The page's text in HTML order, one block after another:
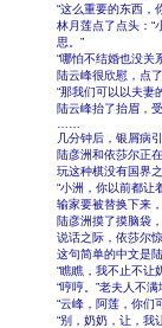
“这么重要的东西，
林月莲点了点头：“
思。”
“哪怕不结婚也没关
陆云峰很欣慰，点
“那我们可以以夫妻
陆云峰抬了抬眉，
几分钟后，银屑病
陆彦洲和依莎尔正
玩这种棋没有国界
“小洲，你以前都让
输家要被替换下来
陆彦洲摸了摸脑袋
说话之际，依莎尔
这句简单的中文是
“瞧瞧，我不止不让
“哼哼。”老夫人不
“云峰，阿莲，你们
“别，奶奶，让，我